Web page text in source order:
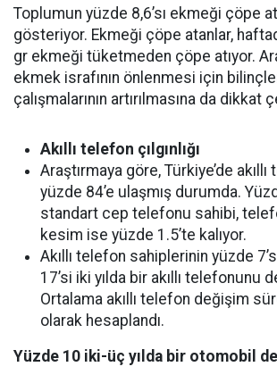
Toplumun yüzde 8,6’sı ekmeği çöpe
gösteriyor. Ekmeği çöpe atanlar,
gr ekmeği tüketmeden çöpe atıyor.
ekmek israfının önlenmesi için
çalışmalarının artırılmasına da dikkat
Akıllı telefon çılgınlığı
Araştırmaya göre, Türkiye’de akıllı
yüzde 84’e ulaşmış durumda.
standart cep telefonu sahibi,
kesim ise yüzde 1.5’te kalıyor.
Akıllı telefon sahiplerinin yüzde
17’si iki yılda bir akıllı telefonunu
Ortalama akıllı telefon değişim
olarak hesaplandı.
Yüzde 10 iki-üç yılda bir otomobil